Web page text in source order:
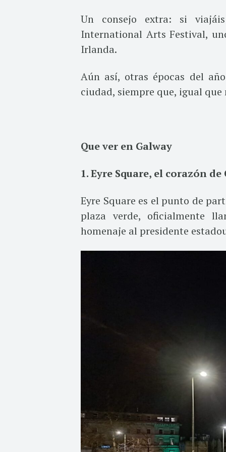
Un consejo extra: si
International Arts Festival,
Irlanda.
Aún así, otras épocas del
ciudad, siempre que, igual
Que ver en Galway
1. Eyre Square, el corazón de
Eyre Square es el punto de
plaza verde, oficialmente
homenaje al presidente